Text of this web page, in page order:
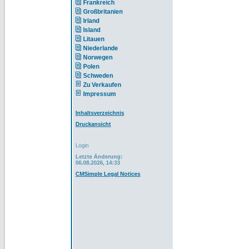
Frankreich
Großbritanien
Irland
Island
Litauen
Niederlande
Norwegen
Polen
Schweden
Zu Verkaufen
Impressum
Inhaltsverzeichnis
Druckansicht
Login
Letzte Änderung:
06.08.2026, 14:33
CMSimple Legal Notices